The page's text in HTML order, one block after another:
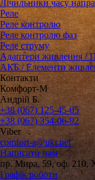
Лічильники часу
Реле
Реле контролю
Реле контролю фаз
Реле струму
Адаптери живлення /
АКБ / Елементи
Контакти
Комфорт-М
Андрій Б.
+38 (067) 125-45-05
+38 (067) 354-06-92
Viber
comfort-a@ukr.net
Написати нам
пр. Мира, 59, оф. 210,
Графік роботи